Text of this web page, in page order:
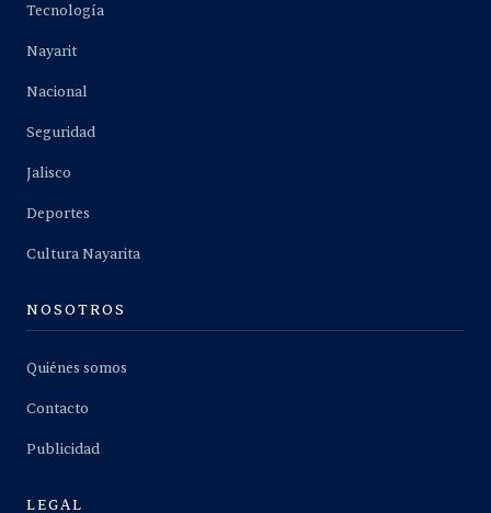
Tecnología
Nayarit
Nacional
Seguridad
Jalisco
Deportes
Cultura Nayarita
NOSOTROS
Quiénes somos
Contacto
Publicidad
LEGAL